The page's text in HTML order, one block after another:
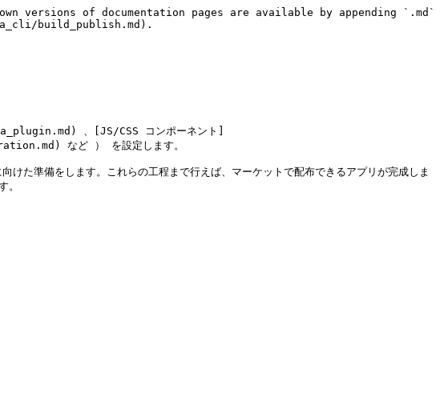
versions of documentation pages are available by appending `.md`
build_publish.md).
、[JS/CSS コンポーネント]
など ） を設定します。
た準備をします。これらの工程まで行えば、マーケットで配布できるアプリが完成しま
。